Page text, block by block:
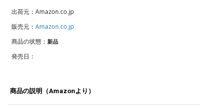
出荷元：Amazon.co.jp
販売元： Amazon.co.jp
商品の状態： 新品
発売日：
商品の説明（Amazonより）